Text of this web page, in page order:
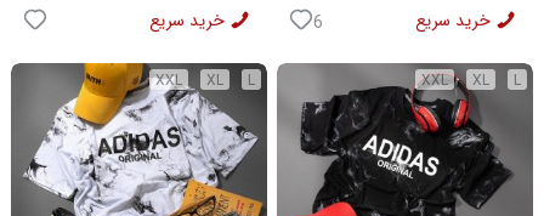
خرید سریع خرید سریع 6
L
XL
XXL L
XL
XXL